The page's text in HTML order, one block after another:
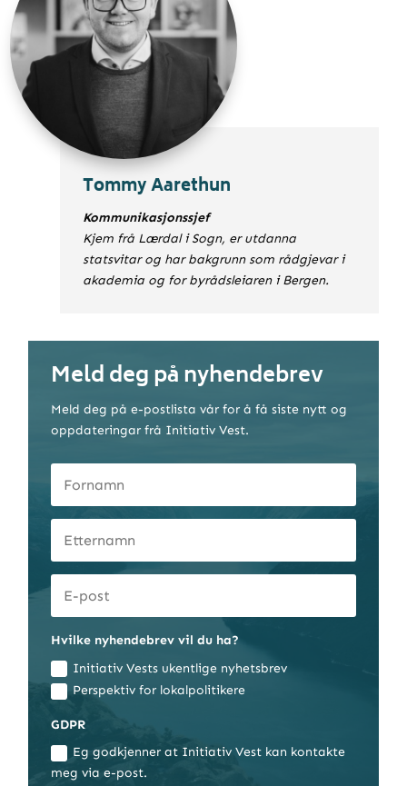
Tommy Aarethun
Kommunikasjonssjef
Kjem frå Lærdal i Sogn, er utdanna
statsvitar og har bakgrunn som rådgjevar i
akademia og for byrådsleiaren i Bergen.
Meld deg på nyhendebrev
Meld deg på e-postlista vår for å få siste nytt og
oppdateringar frå Initiativ Vest.
Hvilke nyhendebrev vil du ha?
Initiativ Vests ukentlige nyhetsbrev
Perspektiv for lokalpolitikere
GDPR
Eg godkjenner at Initiativ Vest kan kontakte
meg via e-post.